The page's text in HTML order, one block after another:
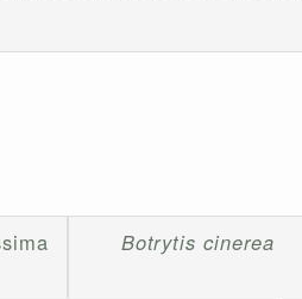
Botrytis cinerea